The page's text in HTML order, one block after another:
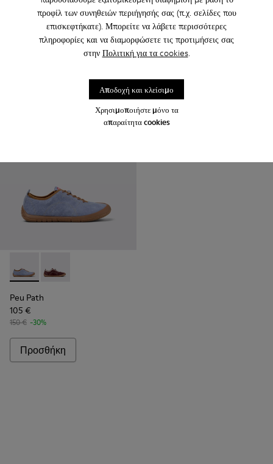
προφίλ των συνηθειών περιήγησής σας (π.χ. σελίδες που
επισκεφτήκατε). Μπορείτε να λάβετε περισσότερες
πληροφορίες και να διαμορφώσετε τις προτιμήσεις σας
στην Πολιτική για τα cookies.
Χρησιμοποιήστε μόνο τα
απαραίτητα cookies
Αποδοχή και κλείσιμο
Pelotas Soller - K201608-017 - Πολύχρωμα δερμάτινα
Pelotas Soller - K201608-041
Pelotas Soller - K201608-038
Pelotas Soller - K201608-037
Pelotas Soller - K201608-036
Pelotas Soller -
Pelotas Soller -
Pelotas
Pelotas Soller
Thelma II - K201801-002 -
Thelma II - K201801-
Thelma II
119 €
Προσθήκη
Peu Path - K201815-004 - Μπλε νουμπούκ καθημερινά
Peu Path - K201815-003
Peu Path
105 €
150 € -30%
Προσθήκη